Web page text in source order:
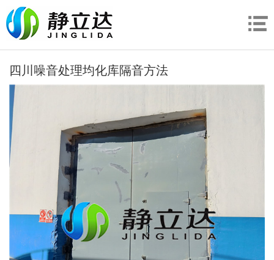
四川噪音处理均化库隔音方法